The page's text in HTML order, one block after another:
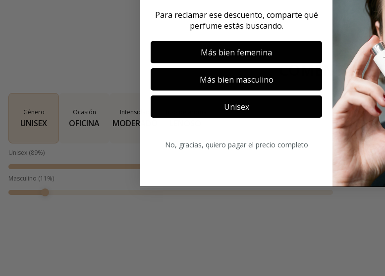
COMENTARIOS
Género
UNISEX
Ocasión
OFICINA
Intensidad
MODERADO
Unisex (89%)
Masculino (11 %)
Para reclamar ese descuento, comparte qué
perfume estás buscando.
Más bien femenina
Más bien masculino
Unisex
No, gracias, quiero pagar el precio completo